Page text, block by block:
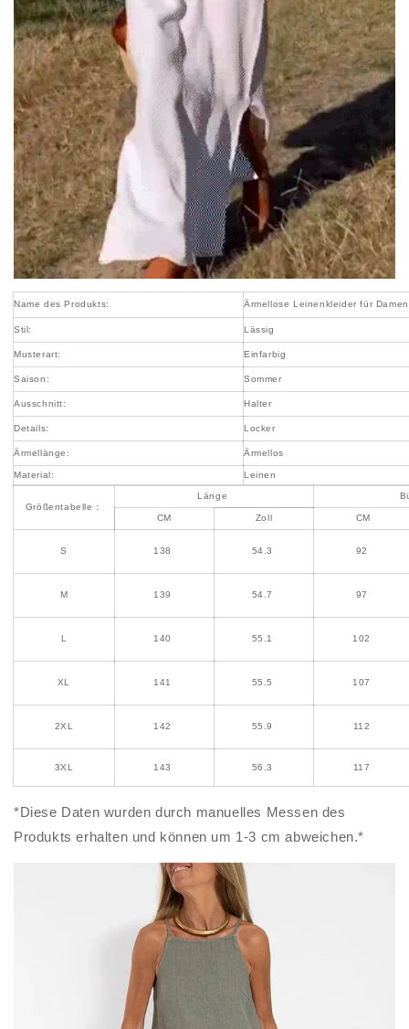
Name des Produkts: Ärmellose Leinenkleider für Damen
Stil: Lässig
Musterart: Einfarbig
Saison: Sommer
Ausschnitt: Halter
Details: Locker
Ärmellänge: Ärmellos
Material: Leinen
Größentabelle：
Länge
CM Zoll CM
S 138 54.3 92
M 139 54.7 97
L 140 55.1 102
XL 141 55.5 107
2XL 142 55.9 112
3XL 143 56.3 117
*Diese Daten wurden durch manuelles Messen des
Produkts erhalten und können um 1-3 cm abweichen.*